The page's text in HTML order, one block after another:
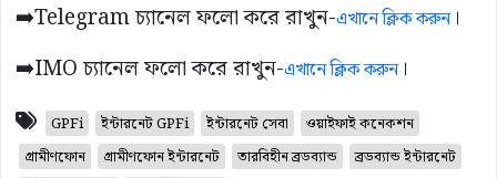
➡️Telegram চ্যানেল ফলো করে রাখুন-এখানে ক্লিক করুন।
➡️IMO চ্যানেল ফলো করে রাখুন-এখানে ক্লিক করুন।
GPFi ইন্টারনেট GPFi ইন্টারনেট সেবা
ওয়াইফাই কনেকশন
গ্রামীণফোন
গ্রামীণফোন ইন্টারনেট তারবিহীন ব্রডব্যান্ড
ব্রডব্যান্ড ইন্টারনেট